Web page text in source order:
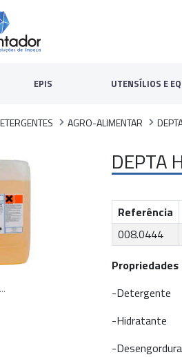
EPIS UTENSÍLIOS E
AGRO-ALIMENTAR
DEPTA
Referência
008.0444
Propriedades
-Detergente
-Hidratante
-